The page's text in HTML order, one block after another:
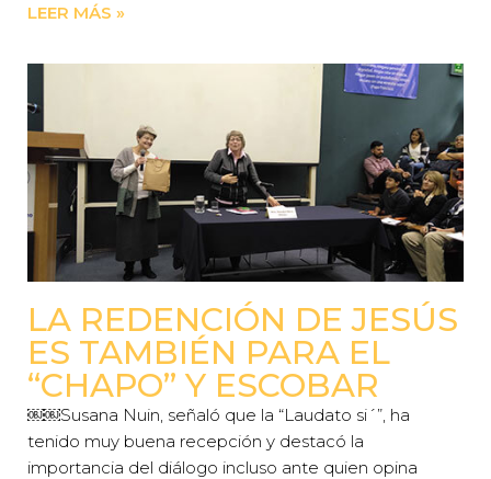
LEER MÁS »
LA REDENCIÓN DE JESÚS
ES TAMBIÉN PARA EL
“CHAPO” Y ESCOBAR
￼￼Susana Nuin, señaló que la “Laudato si´”, ha
tenido muy buena recepción y destacó la
importancia del diálogo incluso ante quien opina